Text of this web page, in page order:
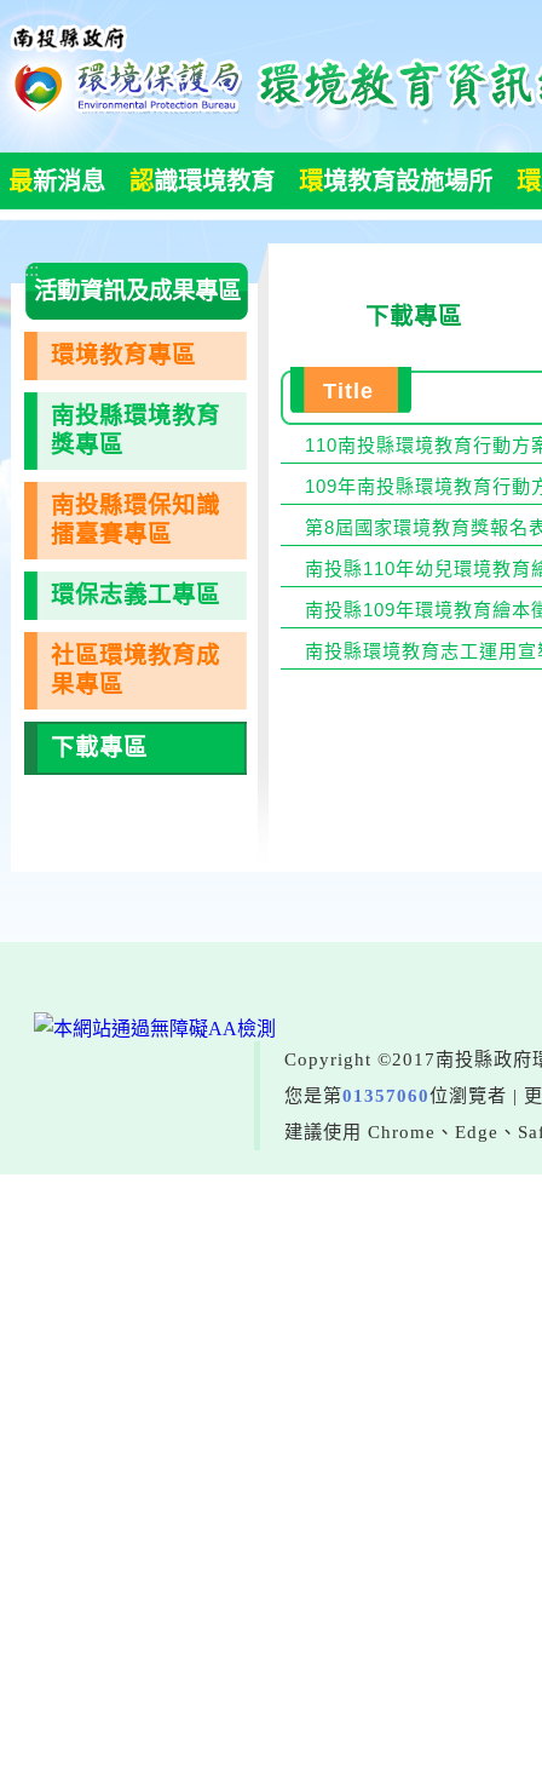
跳
到
主
要
區
塊
最新消息 認識環境教育 環境教育設施場所 環
:::
活動資訊及成果專區
環境教育專區
南投縣環境教育
獎專區
南投縣環保知識
擂臺賽專區
環保志義工專區
社區環境教育成
果專區
下載專區
下載專區
Title
110南投縣環境教育行動方
109年南投縣環境教育行動
第8屆國家環境教育獎報名
南投縣110年幼兒環境教育
南投縣109年環境教育繪
南投縣環境教育志工運用宣
Copyright ©2017南投縣政府
您是第01357060位瀏覽者 |
建議使用 Chrome、Edge、